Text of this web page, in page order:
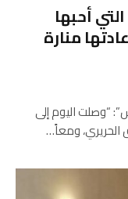
أحبها
منارة
“وصلت اليوم إلى
الحريري، ومعاً…